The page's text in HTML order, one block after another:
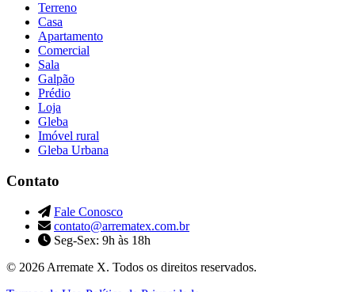
Terreno
Casa
Apartamento
Comercial
Sala
Galpão
Prédio
Loja
Gleba
Imóvel rural
Gleba Urbana
Contato
Fale Conosco
contato@arrematex.com.br
Seg-Sex: 9h às 18h
© 2026 Arremate X. Todos os direitos reservados.